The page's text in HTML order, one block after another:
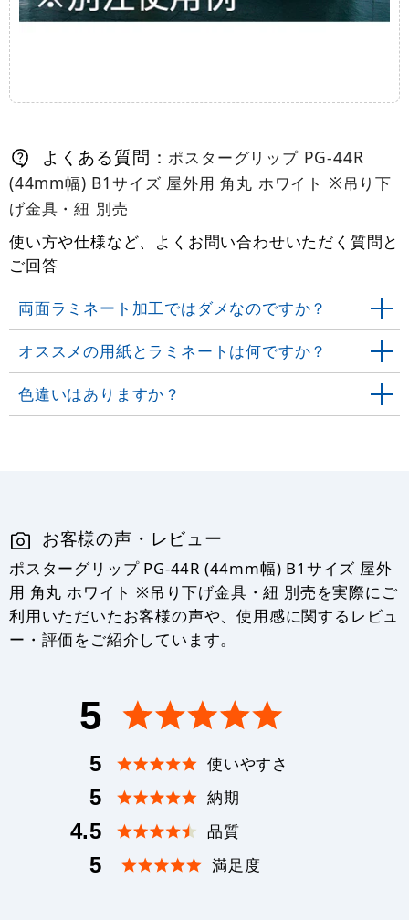
よくある質問：ポスターグリップ PG-44R
(44mm幅) B1サイズ 屋外用 角丸 ホワイト ※吊り下
げ金具・紐 別売
使い方や仕様など、よくお問い合わせいただく質問と
ご回答
両面ラミネート加工ではダメなのですか？
オススメの用紙とラミネートは何ですか？
色違いはありますか？
お客様の声・レビュー
ポスターグリップ PG-44R (44mm幅) B1サイズ 屋外
用 角丸 ホワイト ※吊り下げ金具・紐 別売を実際にご
利用いただいたお客様の声や、使用感に関するレビュ
ー・評価をご紹介しています。
5
5 使いやすさ
5 納期
4.5 品質
5 満足度